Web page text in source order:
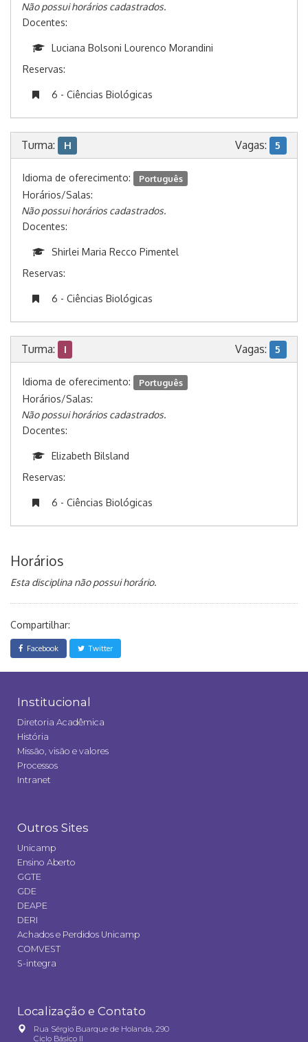
Não possui horários cadastrados.
Docentes:
Luciana Bolsoni Lourenco Morandini
Reservas:
6 - Ciências Biológicas
Turma: H Vagas: 5
Idioma de oferecimento: Português
Horários/Salas:
Não possui horários cadastrados.
Docentes:
Shirlei Maria Recco Pimentel
Reservas:
6 - Ciências Biológicas
Turma: I Vagas: 5
Idioma de oferecimento: Português
Horários/Salas:
Não possui horários cadastrados.
Docentes:
Elizabeth Bilsland
Reservas:
6 - Ciências Biológicas
Horários
Esta disciplina não possui horário.
Compartilhar:
Facebook Twitter
Institucional
Diretoria Acadêmica
História
Missão, visão e valores
Processos
Intranet
Outros Sites
Unicamp
Ensino Aberto
GGTE
GDE
DEAPE
DERI
Achados e Perdidos Unicamp
COMVEST
S-integra
Localização e Contato
Rua Sérgio Buarque de Holanda, 290
Ciclo Básico II